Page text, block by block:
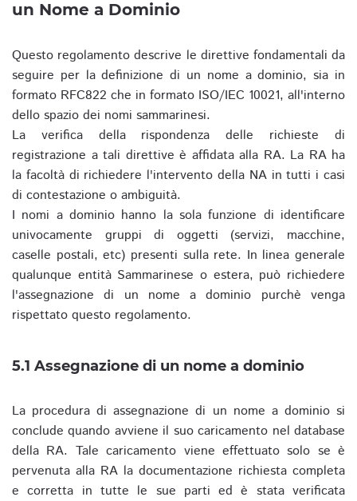
un Nome a Dominio
Questo regolamento descrive le direttive fondamentali da
seguire per la definizione di un nome a dominio, sia in
formato RFC822 che in formato ISO/IEC 10021, all'interno
dello spazio dei nomi sammarinesi.
La verifica della rispondenza delle richieste di
registrazione a tali direttive è affidata alla RA. La RA ha
la facoltà di richiedere l'intervento della NA in tutti i casi
di contestazione o ambiguità.
I nomi a dominio hanno la sola funzione di identificare
univocamente gruppi di oggetti (servizi, macchine,
caselle postali, etc) presenti sulla rete. In linea generale
qualunque entità Sammarinese o estera, può richiedere
l'assegnazione di un nome a dominio purchè venga
rispettato questo regolamento.
5.1 Assegnazione di un nome a dominio
La procedura di assegnazione di un nome a dominio si
conclude quando avviene il suo caricamento nel database
della RA. Tale caricamento viene effettuato solo se è
pervenuta alla RA la documentazione richiesta completa
e corretta in tutte le sue parti ed è stata verificata